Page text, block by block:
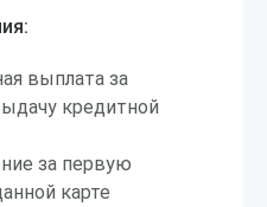
выплата за
кредитной
за первую
карте